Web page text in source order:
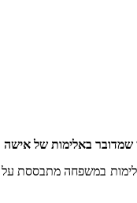
שמדובר באלימות של אישה
במשפחה מתבססת